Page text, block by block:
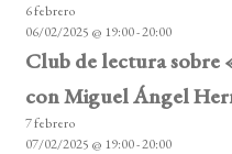
6 febrero
06/02/2025 @ 19:00-20:00
Club de lectura sobre
con Miguel Ángel
7 febrero
07/02/2025 @ 19:00-20:00